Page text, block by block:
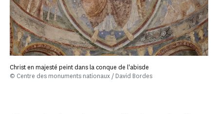
Christ en majesté peint dans la conque de l'abisde
© Centre des monuments nationaux / David Bordes